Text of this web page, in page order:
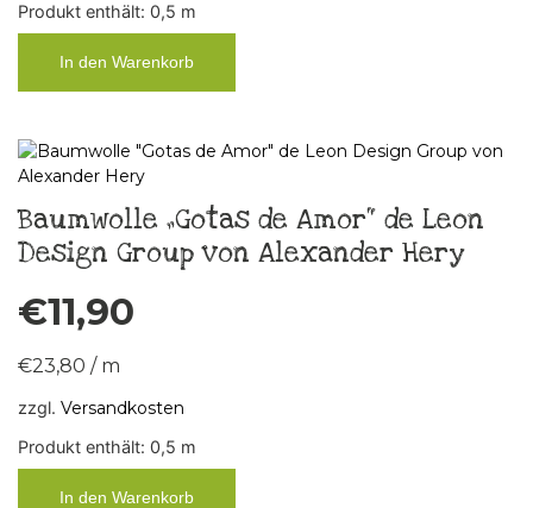
Produkt enthält: 0,5 m
In den Warenkorb
Baumwolle „Gotas de Amor“ de Leon
Design Group von Alexander Hery
€11,90
€23,80 / m
zzgl. Versandkosten
Produkt enthält: 0,5 m
In den Warenkorb